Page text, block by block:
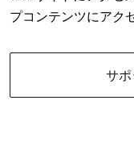
プコンテンツにアク
サ